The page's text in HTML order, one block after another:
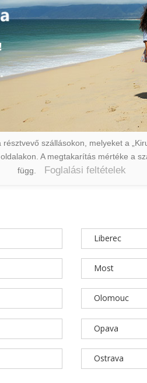
szállásokon, melyeket a
A megtakarítás mértéke a
függ.
Foglalási feltételek
Liberec
Most
Olomouc
Opava
Ostrava